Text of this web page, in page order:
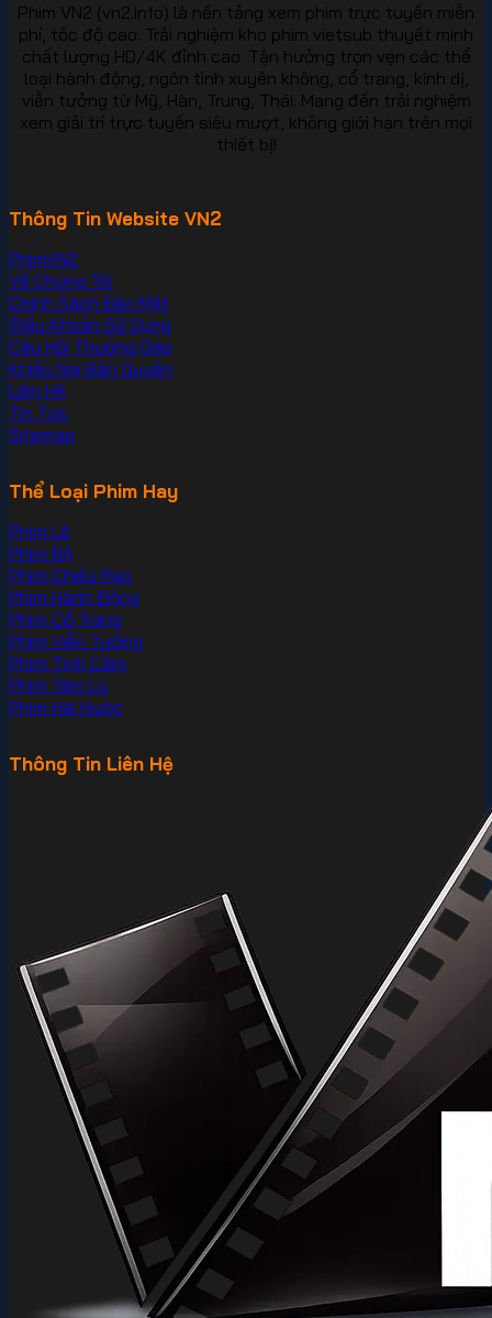
Phim VN2 (vn2.info) là nền tảng xem phim trực tuyến miễn
phí, tốc độ cao. Trải nghiệm kho phim vietsub thuyết minh
chất lượng HD/4K đỉnh cao. Tận hưởng trọn vẹn các thể
loại hành động, ngôn tình xuyên không, cổ trang, kinh dị,
viễn tưởng từ Mỹ, Hàn, Trung, Thái. Mang đến trải nghiệm
xem giải trí trực tuyến siêu mượt, không giới hạn trên mọi
thiết bị!
Thông Tin Website VN2
PhimVN2
Về Chúng Tôi
Chính Sách Bảo Mật
Điều Khoản Sử Dụng
Câu Hỏi Thường Gặp
Khiếu Nại Bản Quyền
Liên Hệ
Tin Tức
Sitemap
Thể Loại Phim Hay
Phim Lẻ
Phim Bộ
Phim Chiếu Rạp
Phim Hành Động
Phim Cổ Trang
Phim Viễn Tưởng
Phim Tình Cảm
Phim Tâm Lý
Phim Hài Hước
Thông Tin Liên Hệ